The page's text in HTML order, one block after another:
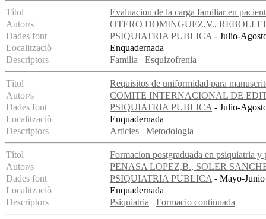
Títol
Evaluacion de la carga familiar en
Autor/s
OTERO DOMINGUEZ,V.,
Dades font
PSIQUIATRIA PUBLICA- Julio-
Localitzaciò
Enquadernada
Descriptors
Familia Esquizofrenia
Títol
Requisitos de uniformidad para
Autor/s
COMITE INTERNACIONAL DE
Dades font
PSIQUIATRIA PUBLICA- Julio-
Localitzaciò
Enquadernada
Descriptors
Articles Metodologia
Títol
Formacion postgraduada en psiquiatria
Autor/s
PENASA LOPEZ,B., SOLER
Dades font
PSIQUIATRIA PUBLICA- Mayo-Junio
Localitzaciò
Enquadernada
Descriptors
Psiquiatria Formacio continuada